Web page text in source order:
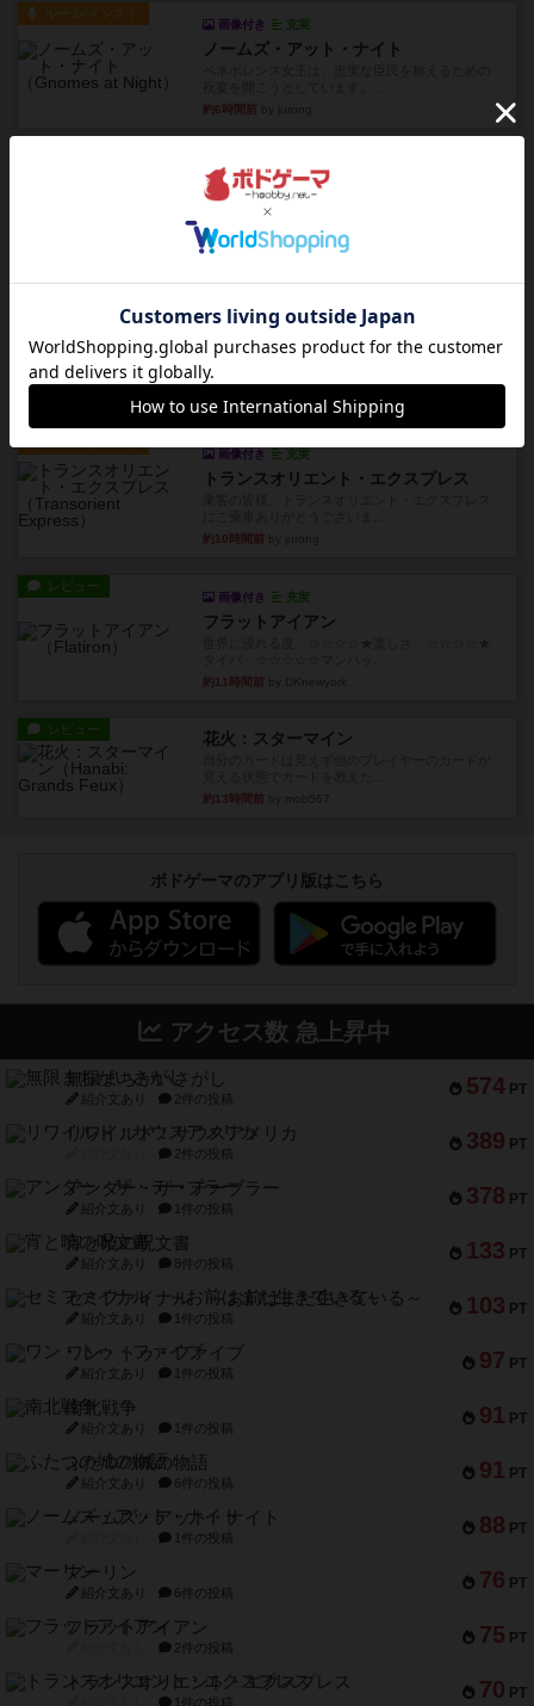
ルール/インスト
画像付き 充実
ノームズ・アット・ナイト
約6時間前
画像付き 充実
フラットアイアン
1~2人に限定された、エンジンビルド系のシステ
ム選んだ企業ボードに街で...
約6時間前 by あくり
画像付き 充実
イスラ・ボンバを探しに出航!潜水艦を装備し、あ
なたの乗組員を監獄から解...
画像付き 充実
トランスオリエント・エクスプレス
約10時間前
レビュー
画像付き 充実
フラットアイアン
約11時間前
レビュー 花火：スターマイン
約13時間前
ボドゲーマのアプリ版はこちら
アクセス数 急上昇中
574 PT
無限まちがいさがし
紹介文あり 2件の投稿
389 PT
リワイルド：サウスアメリカ
2件の投稿
378 PT
アンダー・ザ・テーブラー
紹介文あり 1件の投稿
133 PT
宵と暁の呪文書
紹介文あり 8件の投稿
103 PT
セミファイナル ～お前はまだ生きている～
紹介文あり 1件の投稿
97 PT
ワン・トゥ・ファイブ
紹介文あり 1件の投稿
91 PT
南北戦争
紹介文あり 1件の投稿
91 PT
ふたつの城の物語
紹介文あり 6件の投稿
88 PT
ノームズ・アット・ナイト
1件の投稿
76 PT
マーリン
紹介文あり 6件の投稿
75 PT
フラットアイアン
2件の投稿
70 PT
トランスオリエント・エクスプレス
1件の投稿